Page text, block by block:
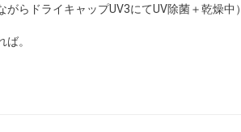
らドライキャップUV3にてUV除菌＋乾燥中）
。